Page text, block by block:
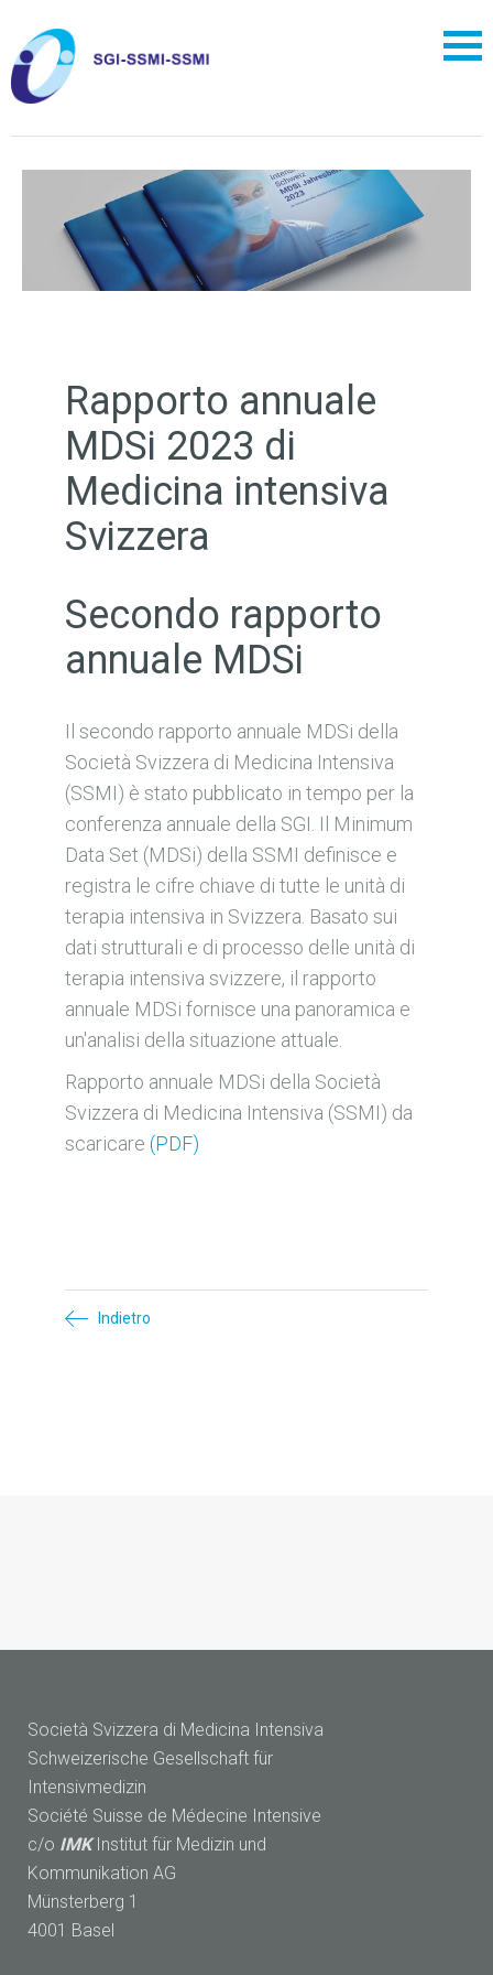
Rapporto annuale
MDSi 2023 di
Medicina intensiva
Svizzera
Secondo rapporto
annuale MDSi
Il secondo rapporto annuale MDSi della
Società Svizzera di Medicina Intensiva
(SSMI) è stato pubblicato in tempo per la
conferenza annuale della SGI. Il Minimum
Data Set (MDSi) della SSMI definisce e
registra le cifre chiave di tutte le unità di
terapia intensiva in Svizzera. Basato sui
dati strutturali e di processo delle unità di
terapia intensiva svizzere, il rapporto
annuale MDSi fornisce una panoramica e
un'analisi della situazione attuale.
Rapporto annuale MDSi della Società
Svizzera di Medicina Intensiva (SSMI) da
scaricare (PDF)
Indietro
Società Svizzera di Medicina Intensiva
Schweizerische Gesellschaft für
Intensivmedizin
Société Suisse de Médecine Intensive
c/o IMK Institut für Medizin und
Kommunikation AG
Münsterberg 1
4001 Basel